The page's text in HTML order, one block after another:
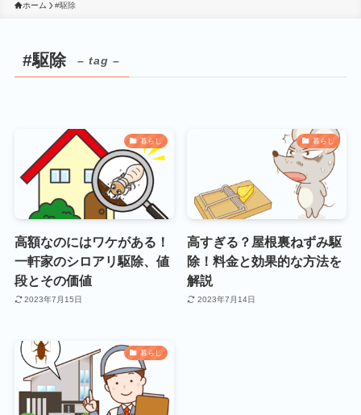
ホーム #駆除
#駆除 – tag –
暮らし
高額なのにはワケがある！
一軒家のシロアリ駆除、値
段とその価値
2023年7月15日
暮らし
高すぎる？屋根裏ねずみ駆
除！料金と効果的な方法を
解説
2023年7月14日
暮らし